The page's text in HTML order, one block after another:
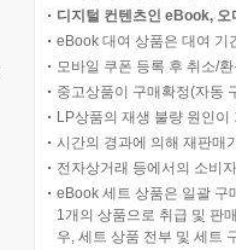
디지털 컨텐츠인 eBook,
eBook 대여 상품은 대여 기
모바일 쿠폰 등록 후 취소/
중고상품이 구매확정(자동
LP상품의 재생 불량 원인
시간의 경과에 의해 재판매
전자상거래 등에서의 소비
eBook 세트 상품은 일괄 구
1개의 상품으로 취급 및 판
우, 세트 상품 전부 및 세트